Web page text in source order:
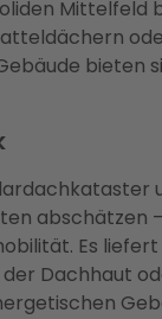
Mittelfeld
bieten
Es
Dachhaut